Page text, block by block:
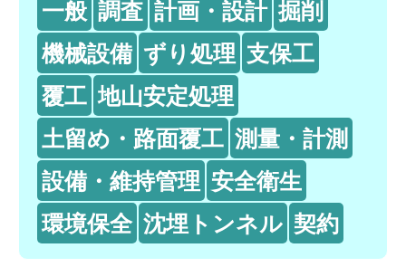
一般 調査 計画・設計 掘削
機械設備 ずり処理 支保工
覆工 地山安定処理
土留め・路面覆工 測量・計測
設備・維持管理 安全衛生
環境保全 沈埋トンネル 契約